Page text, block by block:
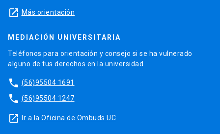
launch Más orientación
MEDIACIÓN UNIVERSITARIA
Teléfonos para orientación y consejo si se ha vulnerado
alguno de tus derechos en la universidad.
phone (56)95504 1691
phone (56)95504 1247
launch Ir a la Oficina de Ombuds UC